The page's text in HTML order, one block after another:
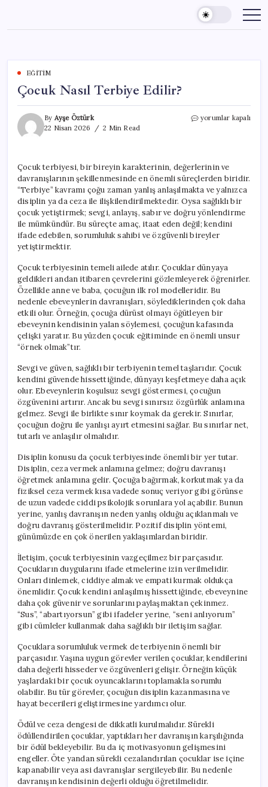
content
EĞITIM
Çocuk Nasıl Terbiye Edilir?
By Ayşe Öztürk
22 Nisan 2026
2 Min Read
Çocuk
yorumlar kapalı
Çocuk terbiyesi, bir bireyin karakterinin, değerlerinin ve
davranışlarının şekillenmesinde en önemli süreçlerden biridir.
“Terbiye” kavramı çoğu zaman yanlış anlaşılmakta ve yalnızca
disiplin ya da ceza ile ilişkilendirilmektedir. Oysa sağlıklı bir
çocuk yetiştirmek; sevgi, anlayış, sabır ve doğru yönlendirme
ile mümkündür. Bu süreçte amaç, itaat eden değil; kendini
ifade edebilen, sorumluluk sahibi ve özgüvenli bireyler
yetiştirmektir.
Çocuk terbiyesinin temeli ailede atılır. Çocuklar dünyaya
geldikleri andan itibaren çevrelerini gözlemleyerek öğrenirler.
Özellikle anne ve baba, çocuğun ilk rol modelleridir. Bu
nedenle ebeveynlerin davranışları, söylediklerinden çok daha
etkili olur. Örneğin, çocuğa dürüst olmayı öğütleyen bir
ebeveynin kendisinin yalan söylemesi, çocuğun kafasında
çelişki yaratır. Bu yüzden çocuk eğitiminde en önemli unsur
“örnek olmak”tır.
Sevgi ve güven, sağlıklı bir terbiyenin temel taşlarıdır. Çocuk
kendini güvende hissettiğinde, dünyayı keşfetmeye daha açık
olur. Ebeveynlerin koşulsuz sevgi göstermesi, çocuğun
özgüvenini artırır. Ancak bu sevgi sınırsız özgürlük anlamına
gelmez. Sevgi ile birlikte sınır koymak da gerekir. Sınırlar,
çocuğun doğru ile yanlışı ayırt etmesini sağlar. Bu sınırlar net,
tutarlı ve anlaşılır olmalıdır.
Disiplin konusu da çocuk terbiyesinde önemli bir yer tutar.
Disiplin, ceza vermek anlamına gelmez; doğru davranışı
öğretmek anlamına gelir. Çocuğa bağırmak, korkutmak ya da
fiziksel ceza vermek kısa vadede sonuç veriyor gibi görünse
de uzun vadede ciddi psikolojik sorunlara yol açabilir. Bunun
yerine, yanlış davranışın neden yanlış olduğu açıklanmalı ve
doğru davranış gösterilmelidir. Pozitif disiplin yöntemi,
günümüzde en çok önerilen yaklaşımlardan biridir.
İletişim, çocuk terbiyesinin vazgeçilmez bir parçasıdır.
Çocukların duygularını ifade etmelerine izin verilmelidir.
Onları dinlemek, ciddiye almak ve empati kurmak oldukça
önemlidir. Çocuk kendini anlaşılmış hissettiğinde, ebeveynine
daha çok güvenir ve sorunlarını paylaşmaktan çekinmez.
“Sus”, “abartıyorsun” gibi ifadeler yerine, “seni anlıyorum”
gibi cümleler kullanmak daha sağlıklı bir iletişim sağlar.
Çocuklara sorumluluk vermek de terbiyenin önemli bir
parçasıdır. Yaşına uygun görevler verilen çocuklar, kendilerini
daha değerli hisseder ve özgüvenleri gelişir. Örneğin küçük
yaşlardaki bir çocuk oyuncaklarını toplamakla sorumlu
olabilir. Bu tür görevler, çocuğun disiplin kazanmasına ve
hayat becerileri geliştirmesine yardımcı olur.
Ödül ve ceza dengesi de dikkatli kurulmalıdır. Sürekli
ödüllendirilen çocuklar, yaptıkları her davranışın karşılığında
bir ödül bekleyebilir. Bu da iç motivasyonun gelişmesini
engeller. Öte yandan sürekli cezalandırılan çocuklar ise içine
kapanabilir veya asi davranışlar sergileyebilir. Bu nedenle
davranışın kendisinin değerli olduğu öğretilmelidir.